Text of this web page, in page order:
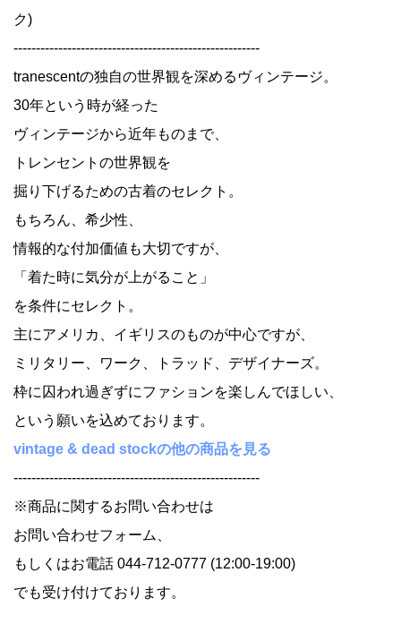
ク)
-------------------------------------------------------
tranescentの独自の世界観を深めるヴィンテージ。
30年という時が経った
ヴィンテージから近年ものまで、
トレンセントの世界観を
掘り下げるための古着のセレクト。
もちろん、希少性、
情報的な付加価値も大切ですが、
「着た時に気分が上がること」
を条件にセレクト。
主にアメリカ、イギリスのものが中心ですが、
ミリタリー、ワーク、トラッド、デザイナーズ。
枠に囚われ過ぎずにファションを楽しんでほしい、
という願いを込めております。
vintage & dead stockの他の商品を見る
-------------------------------------------------------
※商品に関するお問い合わせは
お問い合わせフォーム、
もしくはお電話 044-712-0777 (12:00-19:00)
でも受け付けております。